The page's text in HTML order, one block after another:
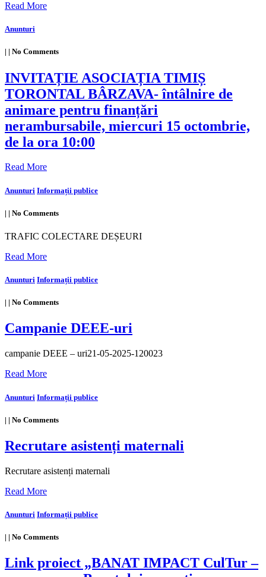
Read More
Anunturi
| | No Comments
INVITAȚIE ASOCIAȚIA TIMIȘ
TORONTAL BÂRZAVA- întâlnire de
animare pentru finanțări
nerambursabile, miercuri 15 octombrie,
de la ora 10:00
Read More
Anunturi Informații publice
| | No Comments
TRAFIC COLECTARE DEȘEURI
Read More
Anunturi Informații publice
| | No Comments
Campanie DEEE-uri
campanie DEEE – uri21-05-2025-120023
Read More
Anunturi Informații publice
| | No Comments
Recrutare asistenți maternali
Recrutare asistenți maternali
Read More
Anunturi Informații publice
| | No Comments
Link proiect „BANAT IMPACT CulTur –